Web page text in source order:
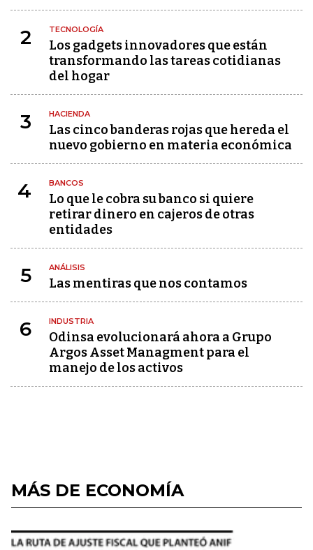
2 TECNOLOGÍA
Los gadgets innovadores que están
transformando las tareas cotidianas
del hogar
3 HACIENDA
Las cinco banderas rojas que hereda el
nuevo gobierno en materia económica
4 BANCOS
Lo que le cobra su banco si quiere
retirar dinero en cajeros de otras
entidades
5 ANÁLISIS
Las mentiras que nos contamos
6 INDUSTRIA
Odinsa evolucionará ahora a Grupo
Argos Asset Managment para el
manejo de los activos
MÁS DE ECONOMÍA